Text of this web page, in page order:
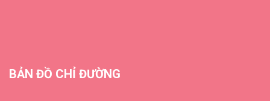
BẢN ĐỒ CHỈ ĐƯỜNG